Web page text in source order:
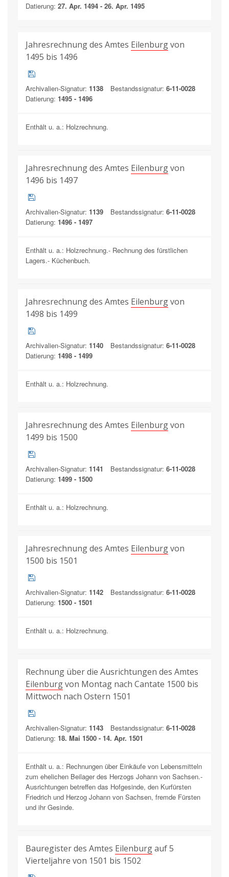
Datierung: 27. Apr. 1494 - 26. Apr. 1495
Jahresrechnung des Amtes Eilenburgvon
1495 bis 1496
Archivalien-Signatur: 1138 Bestandssignatur: 6-11-0028
Datierung: 1495 - 1496
Enthält u. a.: Holzrechnung.
Jahresrechnung des Amtes Eilenburgvon
1496 bis 1497
Archivalien-Signatur: 1139 Bestandssignatur: 6-11-0028
Datierung: 1496 - 1497
Enthält u. a.: Holzrechnung.- Rechnung des fürstlichen
Lagers.- Küchenbuch.
Jahresrechnung des Amtes Eilenburgvon
1498 bis 1499
Archivalien-Signatur: 1140 Bestandssignatur: 6-11-0028
Datierung: 1498 - 1499
Enthält u. a.: Holzrechnung.
Jahresrechnung des Amtes Eilenburgvon
1499 bis 1500
Archivalien-Signatur: 1141 Bestandssignatur: 6-11-0028
Datierung: 1499 - 1500
Enthält u. a.: Holzrechnung.
Jahresrechnung des Amtes Eilenburgvon
1500 bis 1501
Archivalien-Signatur: 1142 Bestandssignatur: 6-11-0028
Datierung: 1500 - 1501
Enthält u. a.: Holzrechnung.
Rechnung über die Ausrichtungen des Amtes
Eilenburgvon Montag nach Cantate 1500 bis
Mittwoch nach Ostern 1501
Archivalien-Signatur: 1143 Bestandssignatur: 6-11-0028
Datierung: 18. Mai 1500 - 14. Apr. 1501
Enthält u. a.: Rechnungen über Einkäufe von Lebensmitteln
zum ehelichen Beilager des Herzogs Johann von Sachsen.-
Ausrichtungen betreffen das Hofgesinde, den Kurfürsten
Friedrich und Herzog Johann von Sachsen, fremde Fürsten
und ihr Gesinde.
Bauregister des Amtes Eilenburgauf 5
Vierteljahre von 1501 bis 1502